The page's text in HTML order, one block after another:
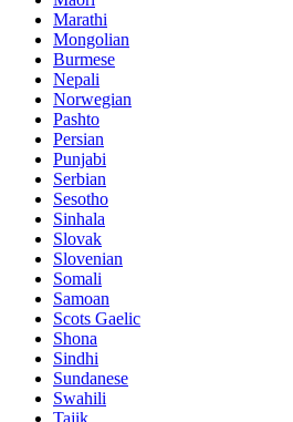
Marathi
Mongolian
Burmese
Nepali
Norwegian
Pashto
Persian
Punjabi
Serbian
Sesotho
Sinhala
Slovak
Slovenian
Somali
Samoan
Scots Gaelic
Shona
Sindhi
Sundanese
Swahili